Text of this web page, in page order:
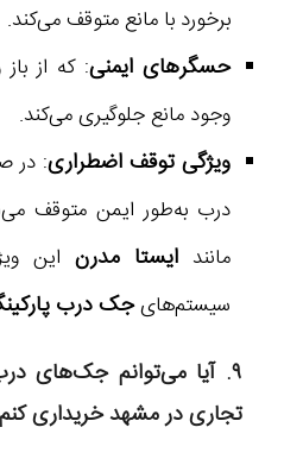
برخورد با مانع متوقف می‌کند.
حسگرهای ایمنی: که از
وجود مانع جلوگیری می‌کند.
ویژگی توقف اضطراری: در
درب به‌طور ایمن متوقف
مانند ایستا مدرن این
سیستم‌هایجک درب
۹. آیا می‌توانم جک‌های
تجاری در مشهد خریداری